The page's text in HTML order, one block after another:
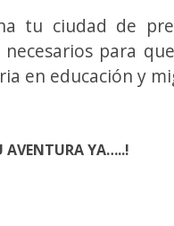
tu ciudad de
necesarios para que
en educación y
AVENTURA YA…..!